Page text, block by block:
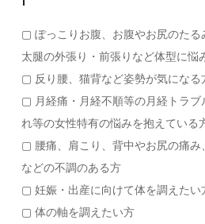
▢ ぽっこりお腹、お腹やお尻のたる
太腿の外張り・前張りなど体型に悩
▢ 反り腰、猫背など姿勢が気になる
▢ 月経痛・月経不順等の月経トラブ
れ等の女性特有の悩みを抱えている
▢ 腰痛、肩こり、背中やお尻の痛み
などの不調のある方
▢ 妊娠・出産に向けて体を調えたい
▢ 体の軸を調えたい方